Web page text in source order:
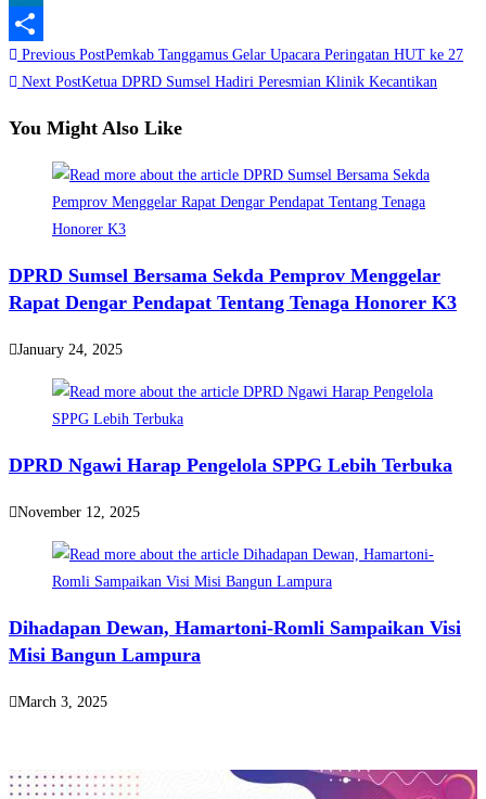
LinkedIn
Share
Read
more
articles
Previous PostPemkab Tanggamus Gelar Upacara Peringatan HUT ke 27
Next PostKetua DPRD Sumsel Hadiri Peresmian Klinik Kecantikan
You Might Also Like
DPRD Sumsel Bersama Sekda Pemprov Menggelar
Rapat Dengar Pendapat Tentang Tenaga Honorer K3
January 24, 2025
DPRD Ngawi Harap Pengelola SPPG Lebih Terbuka
November 12, 2025
Dihadapan Dewan, Hamartoni-Romli Sampaikan Visi
Misi Bangun Lampura
March 3, 2025